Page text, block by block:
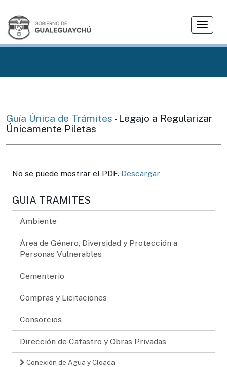
T
g
v
Guía Única de Trámites - Legajo a Regularizar
Únicamente Piletas
No se puede mostrar el PDF. Descargar
GUIA TRAMITES
Ambiente
Área de Género, Diversidad y Protección a
Personas Vulnerables
Cementerio
Compras y Licitaciones
Consorcios
Dirección de Catastro y Obras Privadas
Conexión de Agua y Cloaca